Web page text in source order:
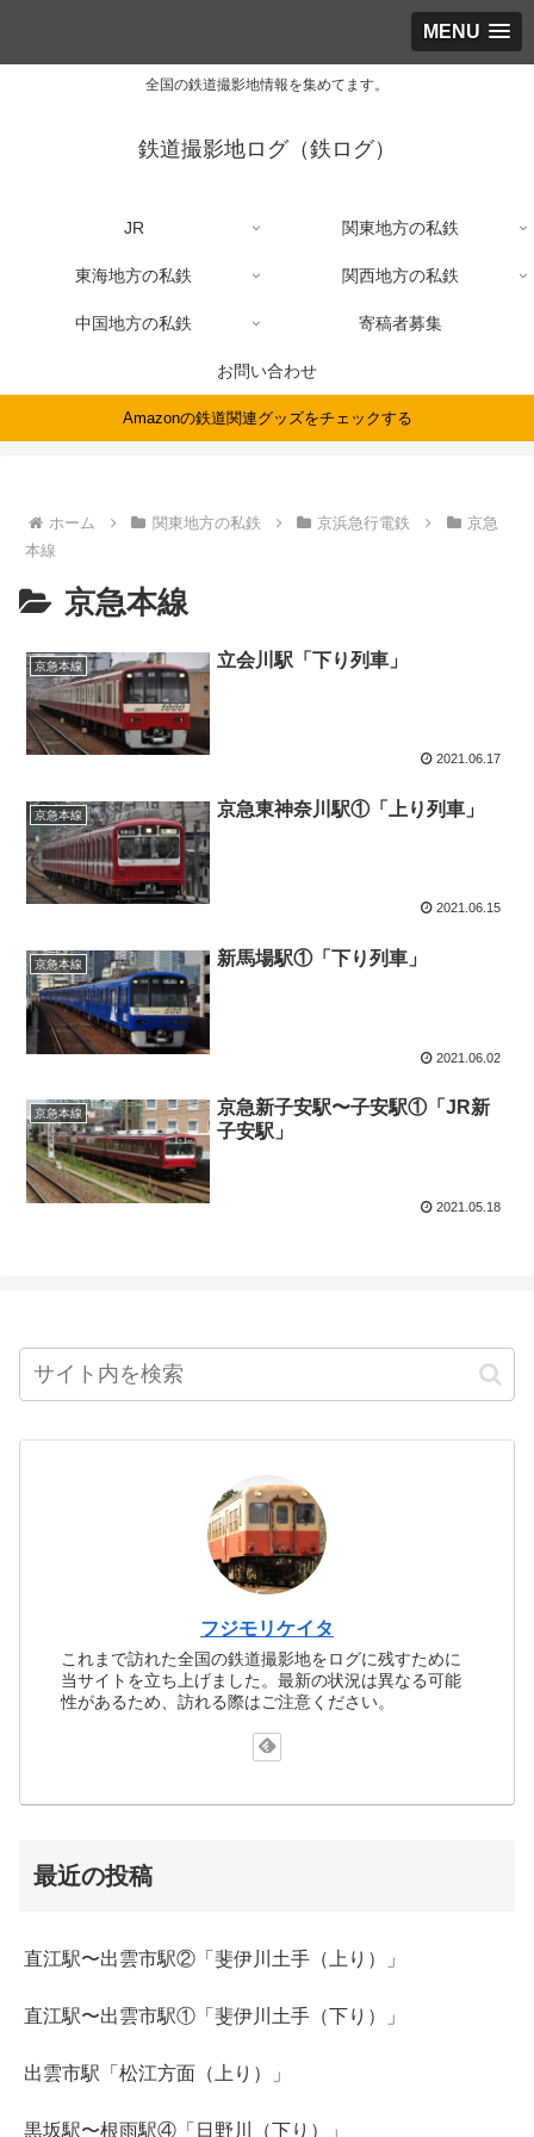
MENU
全国の鉄道撮影地情報を集めてます。
鉄道撮影地ログ（鉄ログ）
JR 関東地方の私鉄
東海地方の私鉄 関西地方の私鉄
中国地方の私鉄 寄稿者募集
お問い合わせ
Amazonの鉄道関連グッズをチェックする
ホーム 関東地方の私鉄 京浜急行電鉄
京急
本線
京急本線
京急本線 立会川駅「下り列車」
2021.06.17
京急本線 京急東神奈川駅①「上り列車」
2021.06.15
京急本線 新馬場駅①「下り列車」
2021.06.02
京急本線
京急新子安駅〜子安駅①「JR新
子安駅」
2021.05.18
フジモリケイタ
これまで訪れた全国の鉄道撮影地をログに残すために
当サイトを立ち上げました。最新の状況は異なる可能
性があるため、訪れる際はご注意ください。
最近の投稿
直江駅〜出雲市駅②「斐伊川土手（上り）」
直江駅〜出雲市駅①「斐伊川土手（下り）」
出雲市駅「松江方面（上り）」
黒坂駅〜根雨駅④「日野川（下り）」